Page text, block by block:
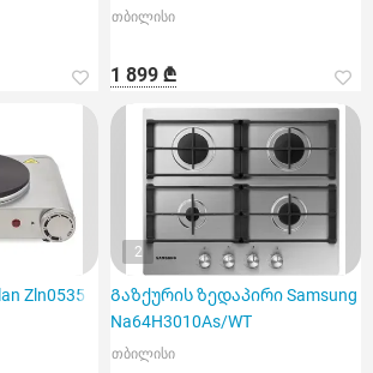
თბილისი
1 899 ₾
Zln0535
2
Გაზქურის ზედაპირი Samsung
Na64H3010As/WT
თბილისი